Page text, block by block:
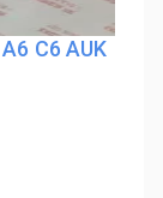
C6 AUK